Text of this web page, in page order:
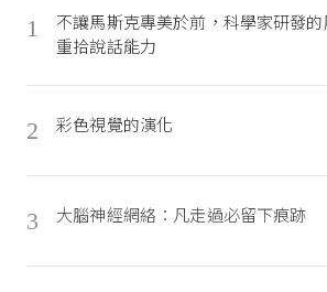
1
不讓馬斯克專美於前，科學家研發
重拾說話能力
2 彩色視覺的演化
3 大腦神經網絡：凡走過必留下痕跡